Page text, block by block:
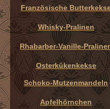
Französische
Whisky-Pralinen
Rhabarber-Vanille-
Osterkükenkekse
Schoko-Mutzenmandeln
Apfelhörnchen